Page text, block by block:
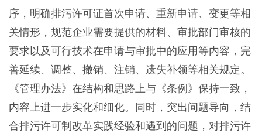
序，明确排污许可证首次申请、重新申请、变更等相
关情形，规范企业需要提供的材料、审批部门审核的
要求以及可行技术在申请与审批中的应用等内容，完
善延续、调整、撤销、注销、遗失补领等相关规定。
《管理办法》在结构和思路上与《条例》保持一致，
内容上进一步实化和细化。同时，突出问题导向，结
合排污许可制改革实践经验和遇到的问题，对排污许